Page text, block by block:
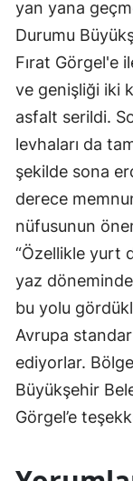
yan yana
Durumu
Fırat Görgel'e
ve genişliği iki
asfalt serildi.
levhaları da
şekilde sona
derece
nüfusunun
“Özellikle yurt
yaz
bu yolu
Avrupa
ediyorlar.
Büyükşehir
Görgel’e